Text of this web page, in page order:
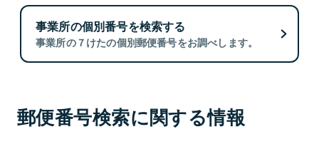
事業所の個別番号を検索する
事業所の７けたの個別郵便番号をお調べします。
郵便番号検索に関する情報